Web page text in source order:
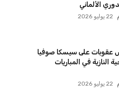
الألماني
22 يوليو 2026
عقوبات على سيسكا صوفيا
النازية في المباريات
22 يوليو 2026